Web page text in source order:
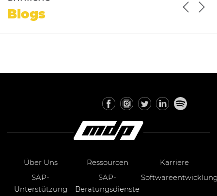
Blogs
Über Uns Ressourcen
Karriere
SAP-
Unterstützung
SAP-
Beratungsdienste